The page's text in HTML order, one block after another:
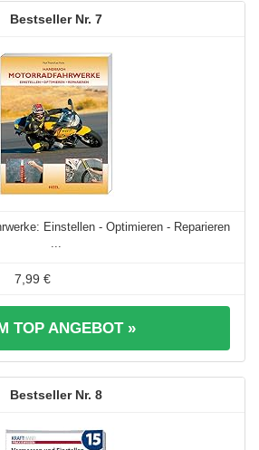
7
Einstellen - Optimieren - Reparieren
7,99 €
TOP ANGEBOT »
8